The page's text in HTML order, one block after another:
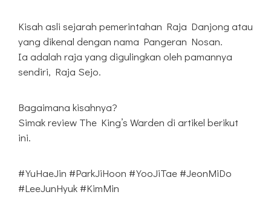
Kisah asli sejarah pemerintahan Raja Danjong atau
yang dikenal dengan nama Pangeran Nosan.
Ia adalah raja yang digulingkan oleh pamannya
sendiri, Raja Sejo.
Bagaimana kisahnya?
Simak review The King’s Warden di artikel berikut
ini.
#YuHaeJin #ParkJiHoon #YooJiTae #JeonMiDo
#LeeJunHyuk #KimMin